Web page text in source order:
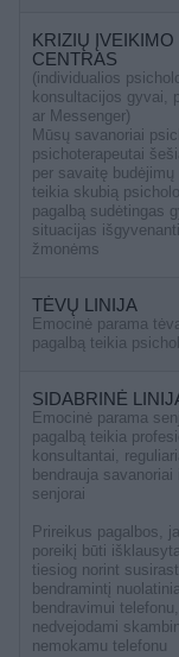
KRIZIŲ ĮVEIKIMO
CENTRAS
(individualios
konsultacijos gyvai,
ar Messenger)
Mūsų savanoriai
psichoterapeutai
per savaitę budėjimų
teikia skubią
pagalbą sudėtingas
situacijas
žmonėms
TĖVŲ LINIJA
Emocinė parama
pagalbą teikia
SIDABRINĖ
Emocinė parama
pagalbą teikia
konsultantai,
bendrauja savanoriai
senjorai
Prireikus pagalbos,
poreikį būti
tiesiog norint
bendramintį
bendravimui telefonu,
nedvejodami
nemokamu telefonu